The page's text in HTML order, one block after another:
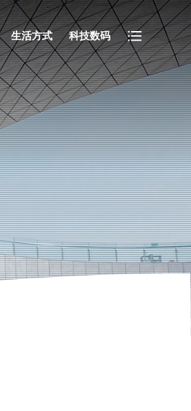
生活方式 科技数码